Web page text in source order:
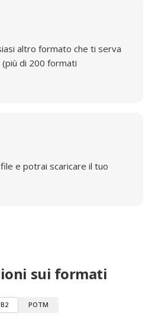
altro formato che ti serva
di 200 formati
e potrai scaricare il tuo
sui formati
POTM